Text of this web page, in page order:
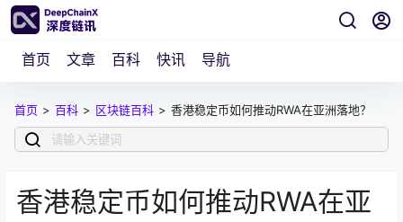
首页 文章 百科 快讯 导航
首页 > 百科 > 区块链百科 > 香港稳定币如何推动RWA在亚洲落地？
香港稳定币如何推动RWA在亚